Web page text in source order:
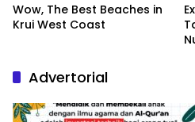
Wow, The Best Beaches in
Krui West Coast
Advertorial